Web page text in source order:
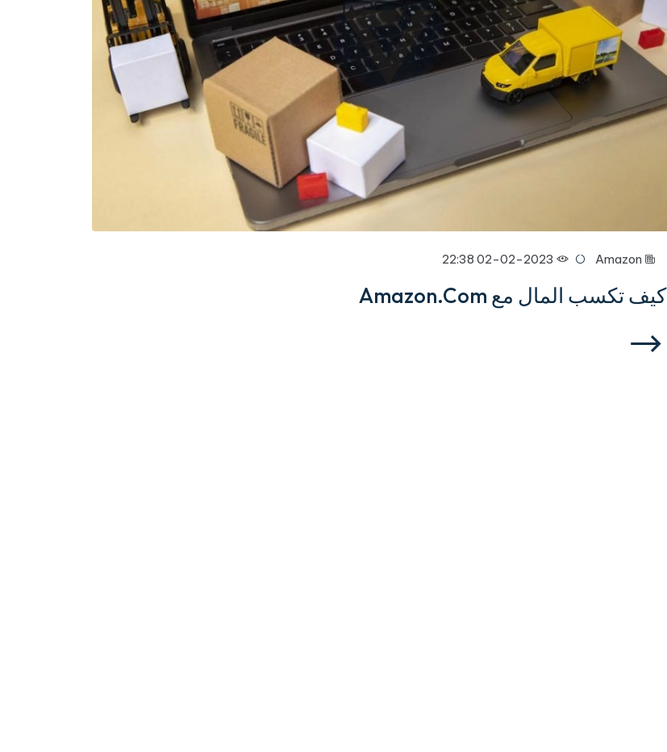
كيف تكسب المال مع Amazon.Com